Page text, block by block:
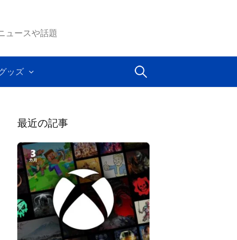
ュースや話題
ッズ 検
最近の記事